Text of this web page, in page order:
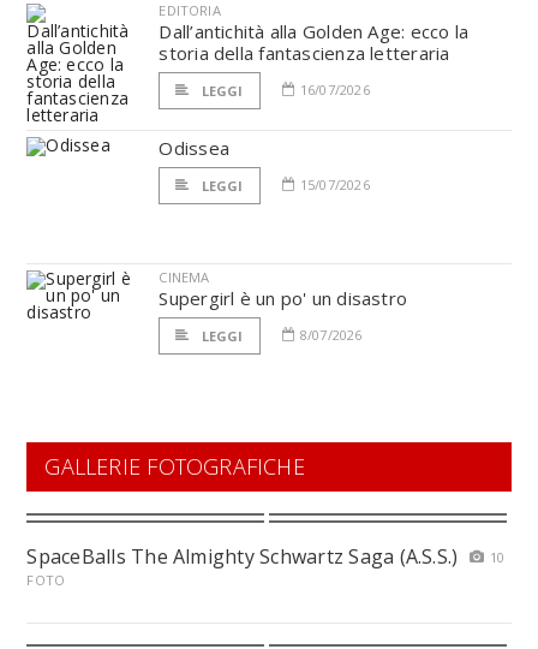
EDITORIA
Dall’antichità alla Golden Age: ecco la
storia della fantascienza letteraria
LEGGI 16/07/2026
Odissea
LEGGI 15/07/2026
CINEMA
Supergirl è un po' un disastro
LEGGI 8/07/2026
GALLERIE FOTOGRAFICHE
SpaceBalls The Almighty Schwartz Saga (A.S.S.)
10
FOTO